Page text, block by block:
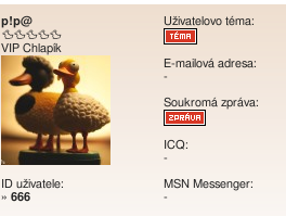
p!p@
🦆🦆🦆🦆🦆
VIP Chlapík
ID uživatele:
» 666
Uživatelovo téma:
E-mailová adresa:
-
Soukromá zpráva:
ICQ:
-
MSN Messenger:
-